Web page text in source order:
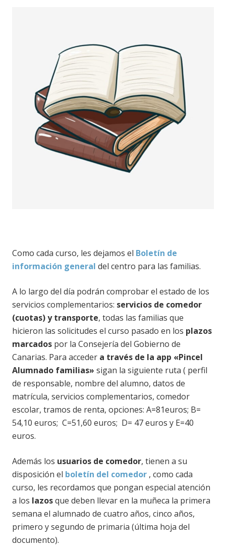
Como cada curso, les dejamos el Boletín de
información general del centro para las familias.
A lo largo del día podrán comprobar el estado de los
servicios complementarios: servicios de comedor
(cuotas) y transporte, todas las familias que
hicieron las solicitudes el curso pasado en los plazos
marcados por la Consejería del Gobierno de
Canarias. Para acceder a través de la app «Pincel
Alumnado familias» sigan la siguiente ruta ( perfil
de responsable, nombre del alumno, datos de
matrícula, servicios complementarios, comedor
escolar, tramos de renta, opciones: A=81euros; B=
54,10 euros; C=51,60 euros; D= 47 euros y E=40
euros.
Además los usuarios de comedor, tienen a su
disposición el boletín del comedor , como cada
curso, les recordamos que pongan especial atención
a los lazosque deben llevar en la muñeca la primera
semana el alumnado de cuatro años, cinco años,
primero y segundo de primaria (última hoja del
documento).